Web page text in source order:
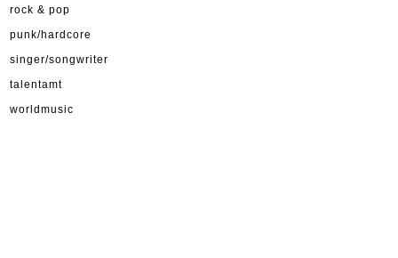
rock & pop
punk/hardcore
singer/songwriter
talentamt
worldmusic